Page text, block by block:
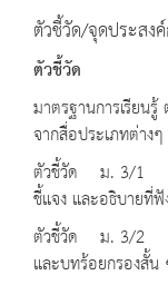
ตัวชี้วัด/จุดประสง
ตัวชี้วัด
มาตรฐานการเรียน
จากสื่อประเภทต่า
ตัวชี้วัด ม. 3/1
ชี้แจง และอธิบายที่
ตัวชี้วัด ม. 3/2
และบทร้อยกรองสั้